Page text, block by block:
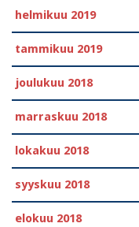
helmikuu 2019
tammikuu 2019
joulukuu 2018
marraskuu 2018
lokakuu 2018
syyskuu 2018
elokuu 2018